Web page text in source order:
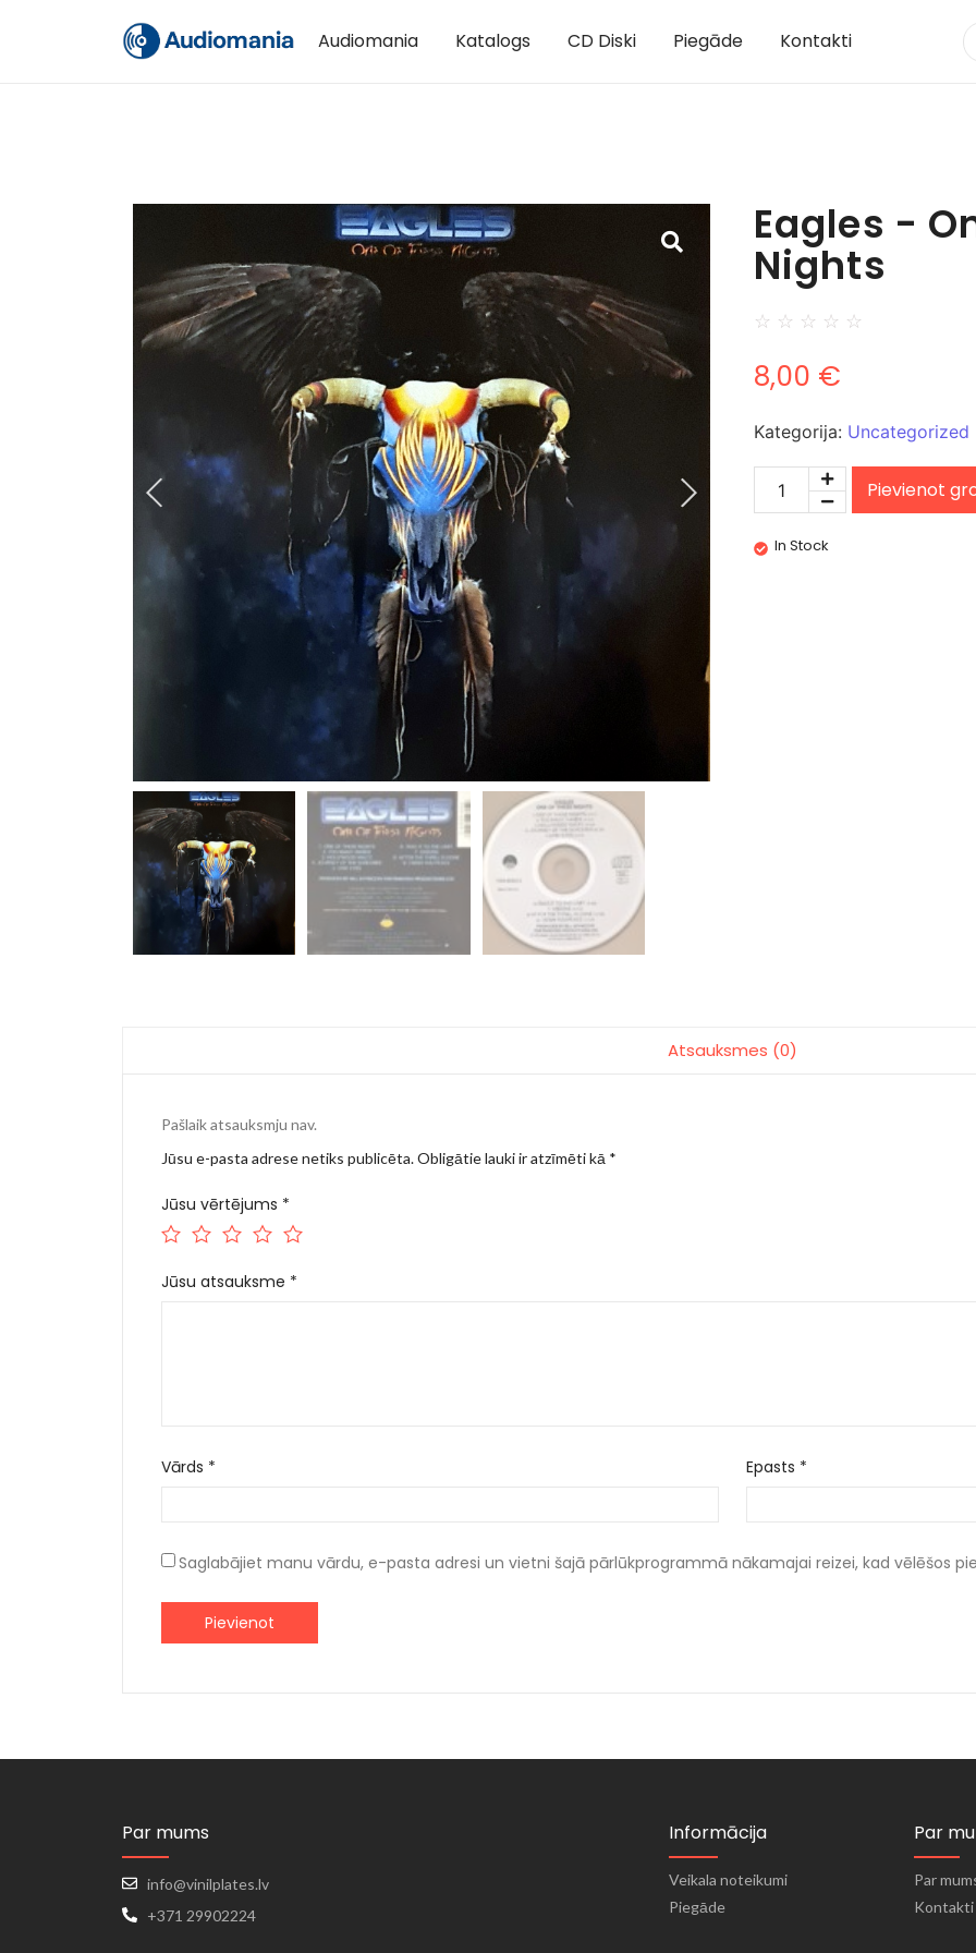
Audiomania Katalogs CD Diski Piegāde Kontakti
Eagles -
Nights
☆ ☆ ☆ ☆ ☆
8,00 €
Kategorija: Uncategorized
Pievienot
In Stock
Atsauksmes (0)
Pašlaik atsauksmju nav.
Jūsu e-pasta adrese netiks publicēta.Obligātie lauki ir atzīmēti kā *
Jūsu vērtējums *
Jūsu atsauksme *
Vārds * Epasts *
Saglabājiet manu vārdu, e-pasta adresi un vietni šajā pārlūkprogrammā nākamajai reizei, kad vēlēšos
Par mums
info@vinilplates.lv
+371 29902224
Informācija
Veikala noteikumi
Piegāde
Par
Par
Kontakti